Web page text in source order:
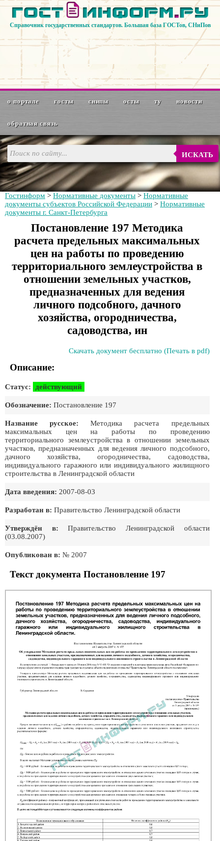
Справочник государственных стандартов. Большая база ГОСТов, СНиПов
о портале госты снипы осты ту новости
обратная связь
ИСКАТЬ
Гостинформ > Нормативные документы > Нормативные
документы субъектов Российской Федерации > Нормативные
документы г. Санкт-Петербурга
Постановление 197 Методика
расчета предельных максимальных
цен на работы по проведению
территориального землеустройства в
отношении земельных участков,
предназначенных для ведения
личного подсобного, дачного
хозяйства, огородничества,
садоводства, ин
Скачать документ бесплатно (Печать в pdf)
Описание:
Статус: действующий
Обозначение: Постановление 197
Название русское: Методика расчета предельных
максимальных цен на работы по проведению
территориального землеустройства в отношении земельных
участков, предназначенных для ведения личного подсобного,
дачного хозяйства, огородничества, садоводства,
индивидуального гаражного или индивидуального жилищного
строительства в Ленинградской области
Дата введения: 2007-08-03
Разработан в: Правительство Ленинградской области
Утверждён в: Правительство Ленинградской области
(03.08.2007)
Опубликован в: № 2007
Текст документа Постановление 197